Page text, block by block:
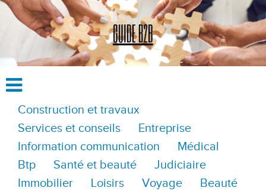
Construction et travaux
Services et conseils
Entreprise
Information communication
Médical
Btp
Santé et beauté
Judiciaire
Immobilier
Loisirs Voyage
Beauté